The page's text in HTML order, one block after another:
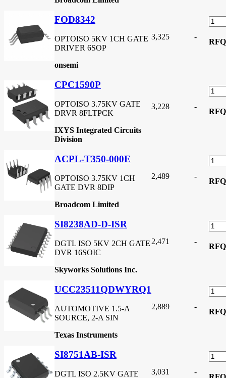
FOD8342
OPTOISO 5KV 1CH GATE
DRIVER 6SOP
onsemi
3,325 -
RFQ
CPC1590P
OPTOISO 3.75KV GATE
DRVR 8FLTPCK
IXYS Integrated Circuits
Division
3,228 -
RFQ
ACPL-T350-000E
OPTOISO 3.75KV 1CH
GATE DVR 8DIP
Broadcom Limited
2,489 -
RFQ
SI8238AD-D-ISR
DGTL ISO 5KV 2CH GATE
DVR 16SOIC
Skyworks Solutions Inc.
2,471 -
RFQ
UCC23511QDWYRQ1
AUTOMOTIVE 1.5-A
SOURCE, 2-A SIN
Texas Instruments
2,889 -
RFQ
SI8751AB-ISR
DGTL ISO 2.5KV GATE
3,031 -